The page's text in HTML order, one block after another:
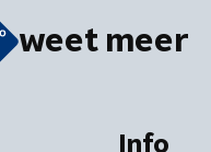
weet meer
Info